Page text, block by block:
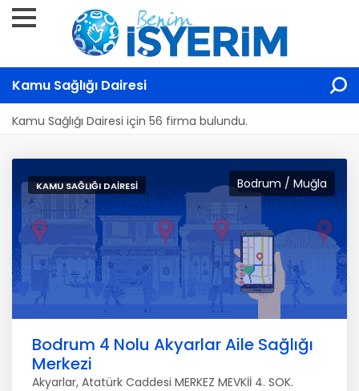
Kamu Sağlığı Dairesi
Kamu Sağlığı Dairesi için 56 firma bulundu.
Bodrum / Muğla
KAMU SAĞLIĞI DAIRESI
Bodrum 4 Nolu Akyarlar Aile Sağlığı
Merkezi
Akyarlar, Atatürk Caddesi MERKEZ MEVKİİ 4. SOK.